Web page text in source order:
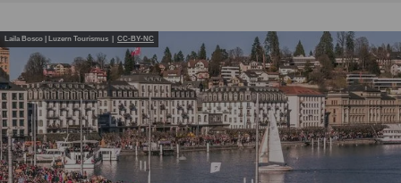
Laila Bosco | Luzern Tourismus | CC-BY-NC